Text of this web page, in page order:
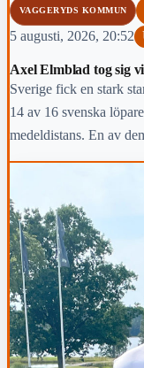
VAGGERYDS KOMMUN
5 augusti, 2026, 20:52
Axel Elmblad tog sig
Sverige fick en stark
14 av 16 svenska
medeldistans. En av